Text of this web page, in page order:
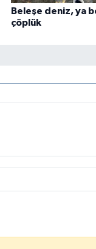
Beleşe deniz, ya
çöplük